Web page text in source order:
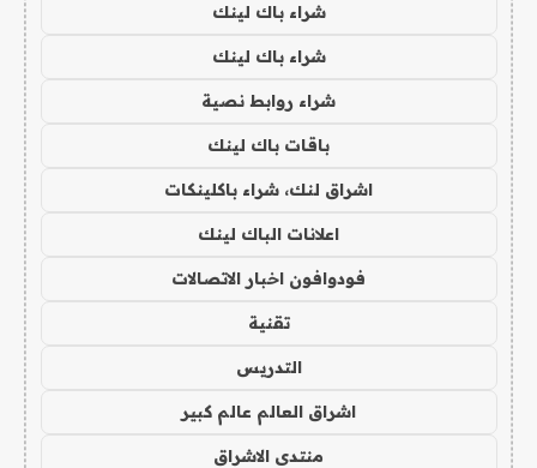
شراء باك لينك
شراء باك لينك
شراء روابط نصية
باقات باك لينك
اشراق لنك، شراء باكلينكات
اعلانات الباك لينك
فودوافون اخبار الاتصالات
تقنية
التدريس
اشراق العالم عالم كبير
منتدى الاشراق